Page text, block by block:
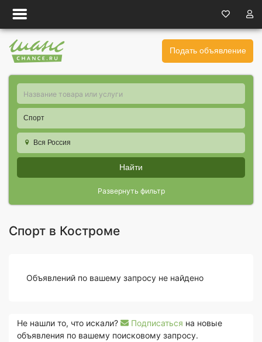
Подать объявление
Спорт
Вся Россия
Найти
Развернуть фильтр
Спорт в Костроме
Объявлений по вашему запросу не найдено
Не нашли то, что искали? Подписаться на новые
объявления по вашему поисковому запросу.